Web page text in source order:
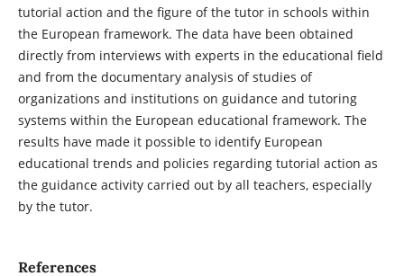
tutorial action and the figure of the tutor in schools within
the European framework. The data have been obtained
directly from interviews with experts in the educational field
and from the documentary analysis of studies of
organizations and institutions on guidance and tutoring
systems within the European educational framework. The
results have made it possible to identify European
educational trends and policies regarding tutorial action as
the guidance activity carried out by all teachers, especially
by the tutor.
References